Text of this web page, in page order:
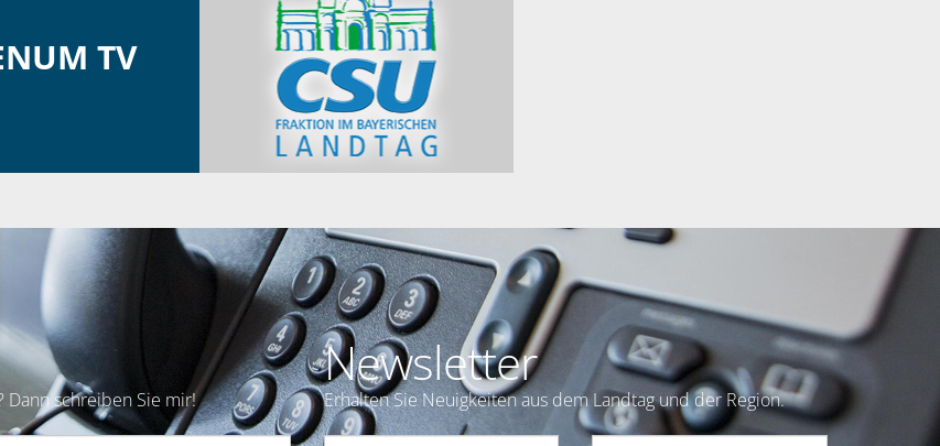
TV
Dann schreiben Sie mir!
Newsletter
Erhalten Sie Neuigkeiten aus dem Landtag und der Region.